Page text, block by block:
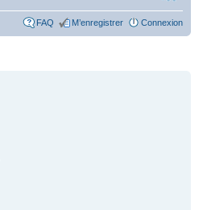
FAQ M’enregistrer Connexion